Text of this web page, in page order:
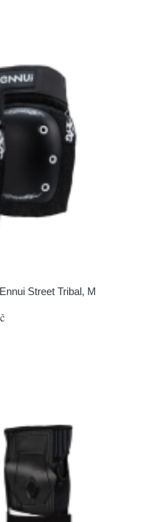
Street Tribal, M